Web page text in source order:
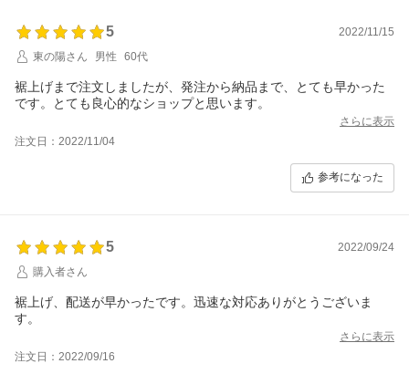
5
2022/11/15
東の陽さん
男性 60代
裾上げまで注文しましたが、発注から納品まで、とても早かった
です。とても良心的なショップと思います。
さらに表示
注文日：2022/11/04
参考になった
5
2022/09/24
購入者さん
裾上げ、配送が早かったです。迅速な対応ありがとうございま
す。
さらに表示
注文日：2022/09/16